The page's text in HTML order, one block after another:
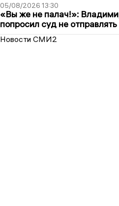
05/08/2026 13:30
«Вы же не палач!»:
попросил суд не
Новости СМИ2